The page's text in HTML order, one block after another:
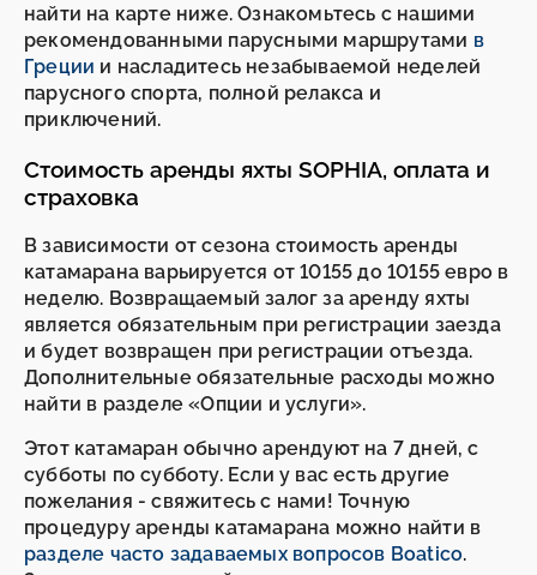
найти на карте ниже. Ознакомьтесь с нашими
рекомендованными парусными маршрутами в
Греции и насладитесь незабываемой неделей
парусного спорта, полной релакса и
приключений.
Стоимость аренды яхты SOPHIA, оплата и
страховка
В зависимости от сезона стоимость аренды
катамарана варьируется от 10155 до 10155 евро в
неделю. Возвращаемый залог за аренду яхты
является обязательным при регистрации заезда
и будет возвращен при регистрации отъезда.
Дополнительные обязательные расходы можно
найти в разделе «Опции и услуги».
Этот катамаран обычно арендуют на 7 дней, с
субботы по субботу. Если у вас есть другие
пожелания - свяжитесь с нами! Точную
процедуру аренды катамарана можно найти в
разделе часто задаваемых вопросов Boatico.